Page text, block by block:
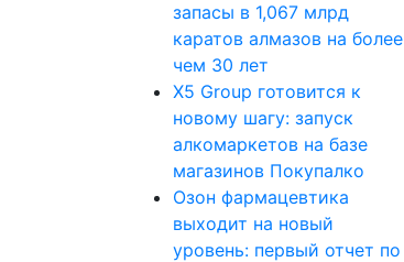
запасы в 1,067 млрд
каратов алмазов на более
чем 30 лет
X5 Group готовится к
новому шагу: запуск
алкомаркетов на базе
магазинов Покупалко
Озон фармацевтика
выходит на новый
уровень: первый отчет по